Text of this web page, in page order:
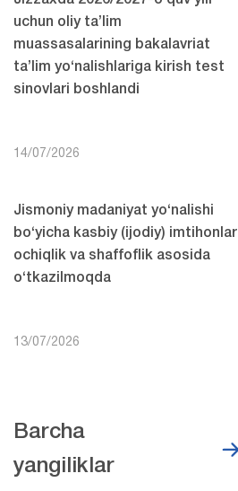
uchun oliy ta’lim
muassasalarining bakalavriat
ta’lim yo‘nalishlariga kirish test
sinovlari boshlandi
14/07/2026
Jismoniy madaniyat yo‘nalishi
bo‘yicha kasbiy (ijodiy) imtihonlar
ochiqlik va shaffoflik asosida
o‘tkazilmoqda
13/07/2026
Barcha
yangiliklar